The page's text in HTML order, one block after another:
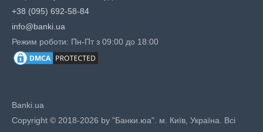
+38 (095) 692-58-84
info@banki.ua
Режим роботи: Пн-Пт з 09:00 до 18:00
Banki.ua
Copyright © 2018-2026 by "Банки.юа". м. Київ, Україна. Всі